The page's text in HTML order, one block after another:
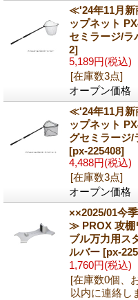
≪'24年11月新
ップネット
セミラージ/ラ
2]
5,189円(税込)
[在庫数3点]
オープン価格
≪'24年11月新
ップネット
グセミラージ/
[px-225408]
4,488円(税込)
[在庫数3点]
オープン価格
××2025/01今
≫ PROX 攻棚
ブル万力用ス
ルバー [px-
1,760円(税込)
[在庫数0個、
以内に連絡し